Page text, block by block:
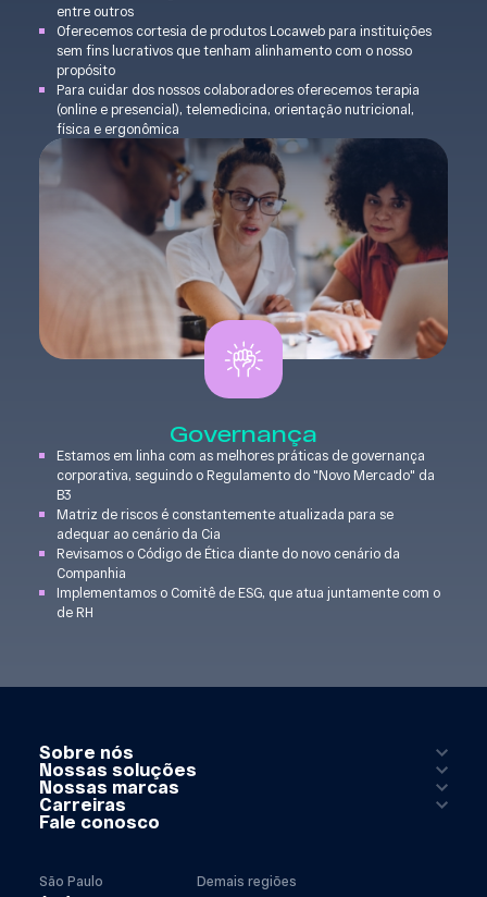
entre outros
Oferecemos cortesia de produtos Locaweb para instituições
sem fins lucrativos que tenham alinhamento com o nosso
propósito
Para cuidar dos nossos colaboradores oferecemos terapia
(online e presencial), telemedicina, orientação nutricional,
física e ergonômica
Governança
Estamos em linha com as melhores práticas de governança
corporativa, seguindo o Regulamento do "Novo Mercado" da
B3
Matriz de riscos é constantemente atualizada para se
adequar ao cenário da Cia
Revisamos o Código de Ética diante do novo cenário da
Companhia
Implementamos o Comitê de ESG, que atua juntamente com o
de RH
Sobre nós
Nossas soluções
Nossas marcas
Carreiras
Fale conosco
São Paulo Demais regiões